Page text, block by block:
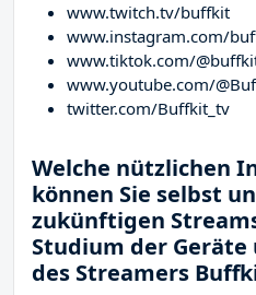
www.twitch.tv/buffkit
www.instagram.com/
www.tiktok.com/
www.youtube.com/
twitter.com/Buffkit_tv
Welche nützlichen
können Sie selbst
zukünftigen
Studium der Geräte
des Streamers